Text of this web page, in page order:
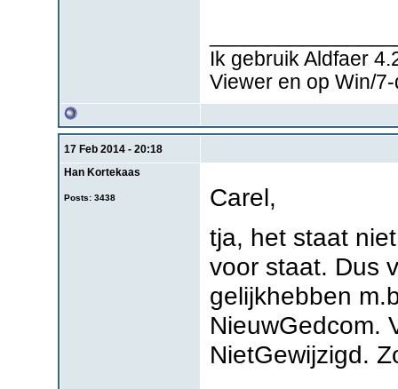
Ik gebruik Aldfaer
Viewer en op Win/
17 Feb 2014 - 20:18
Han Kortekaas
Posts: 3438
Carel,
tja, het staat
voor staat. Dus
gelijkhebben
NieuwGedcom.
NietGewijzigd.